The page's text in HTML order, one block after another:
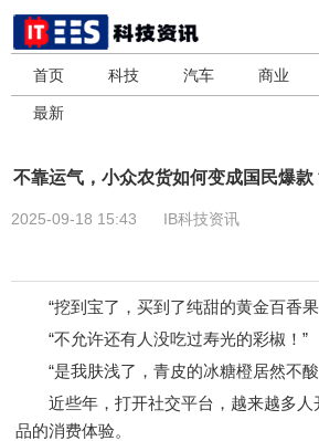
首页 科技 汽车 商业
最新
不靠运气，小众农货如何变成国民爆款
2025-09-18 15:43 IB科技资讯
“挖到宝了，买到了纯甜的黄金百香果
“不允许还有人没吃过寿光的彩椒！”
“是我肤浅了，青皮的冰糖橙居然不酸
近些年，打开社交平台，越来越多人
品的消费体验。